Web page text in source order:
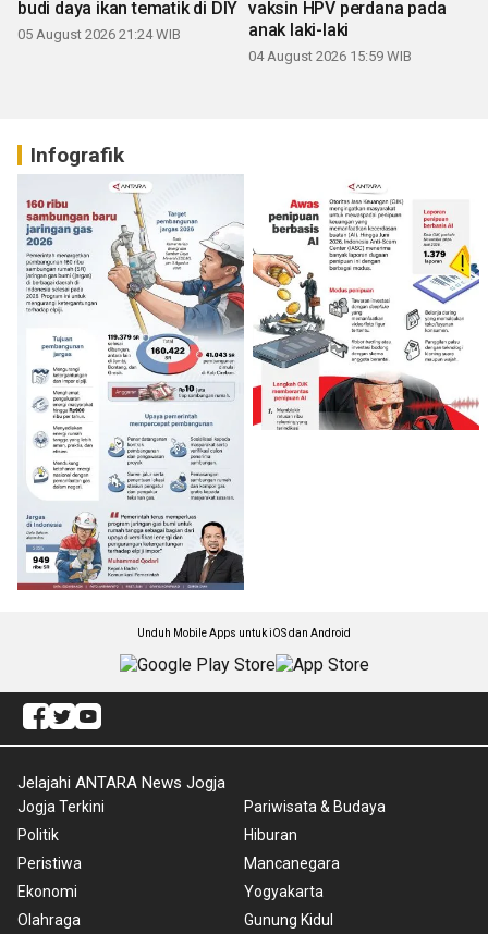
budi daya ikan tematik di DIY
05 August 2026 21:24 WIB
vaksin HPV perdana pada
anak laki-laki
04 August 2026 15:59 WIB
Infografik
Unduh Mobile Apps untuk iOS dan Android
Jelajahi ANTARA News Jogja
Jogja Terkini
Politik
Peristiwa
Ekonomi
Olahraga
Pariwisata & Budaya
Hiburan
Mancanegara
Yogyakarta
Gunung Kidul